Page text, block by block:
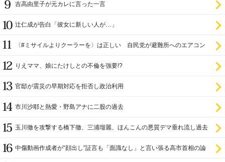
吉高由里子が元カレに言った一言
辻仁成が告白「彼女に新しい人が…」
〈#ミサイルよりクーラーを〉は正しい 自民党が避難所へのエアコン
りえママ、娘にたけしとの不倫を強要!?
官邸が震災の早期対応を拒否し政治利用
市川沙耶と熱愛・野島アナに二股の過去
玉川徹を攻撃する橋下徹、三浦瑠麗、ほんこんの悪質デマ垂れ流し過去
中傷動画作成者が“顔出し”証言も「面識なし」と言い張る高市首相の論